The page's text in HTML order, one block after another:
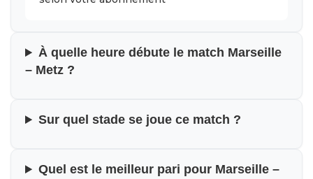
À quelle heure débute le match Marseille
– Metz ?
Sur quel stade se joue ce match ?
Quel est le meilleur pari pour Marseille –